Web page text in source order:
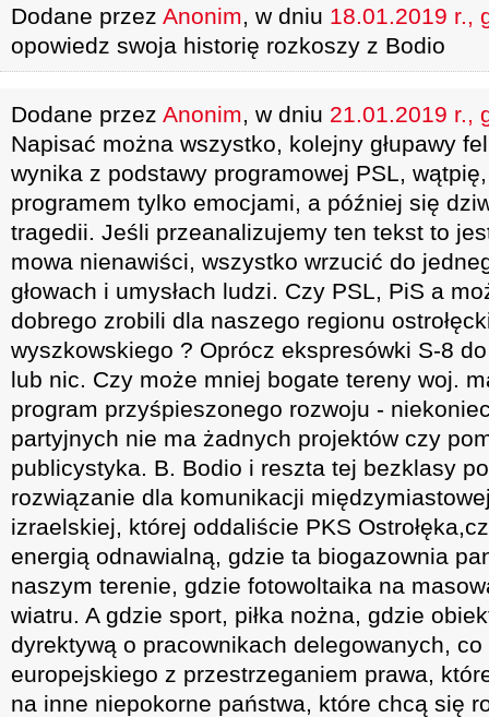
Dodane przez Anonim, w dniu 18.01.2019 r.,
opowiedz swoja historię rozkoszy z Bodio
Dodane przez Anonim, w dniu 21.01.2019 r.,
Napisać można wszystko, kolejny głupawy
wynika z podstawy programowej PSL,
programem tylko emocjami, a później się
tragedii. Jeśli przeanalizujemy ten tekst to
mowa nienawiści, wszystko wrzucić do
głowach i umysłach ludzi. Czy PSL, PiS a
dobrego zrobili dla naszego regionu
wyszkowskiego ? Oprócz ekspresówki S-8
lub nic. Czy może mniej bogate tereny woj.
program przyśpieszonego rozwoju -
partyjnych nie ma żadnych projektów czy
publicystyka. B. Bodio i reszta tej bezklasy
rozwiązanie dla komunikacji
izraelskiej, której oddaliście PKS
energią odnawialną, gdzie ta biogazownia
naszym terenie, gdzie fotowoltaika na
wiatru. A gdzie sport, piłka nożna, gdzie
dyrektywą o pracownikach delegowanych, co
europejskiego z przestrzeganiem prawa,
na inne niepokorne państwa, które chcą się